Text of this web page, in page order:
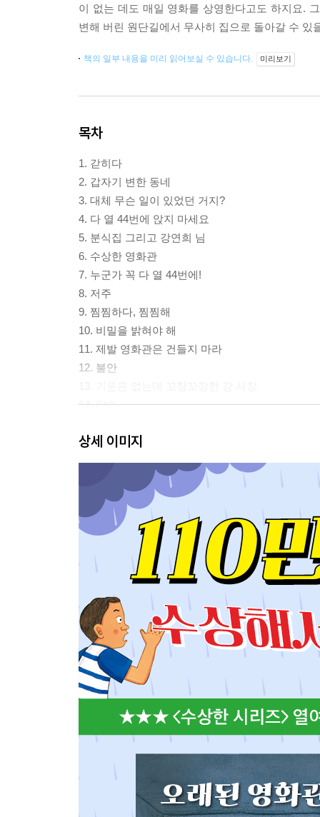
이 없는 데도 매일 영화를 상영한다고도 하지요.
변해 버린 원단길에서 무사히 집으로 돌아갈 수 있
책의 일부 내용을 미리 읽어보실 수 있습니다. 미리보기
목차
1. 갇히다
2. 갑자기 변한 동네
3. 대체 무슨 일이 있었던 거지?
4. 다 열 44번에 앉지 마세요
5. 분식집 그리고 강연희 님
6. 수상한 영화관
7. 누군가 꼭 다 열 44번에!
8. 저주
9. 찜찜하다, 찜찜해
10. 비밀을 밝혀야 해
11. 제발 영화관은 건들지 마라
12. 불안
14. 약속
상세 이미지